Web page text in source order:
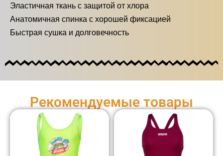
Эластичная ткань с защитой от хлора
Анатомичная спинка с хорошей фиксацией
Быстрая сушка и долговечность
Рекомендуемые товары